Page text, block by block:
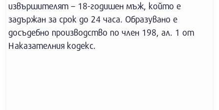
извършителят – 18-годишен мъж, който е
задържан за срок до 24 часа. Образувано е
досъдебно производство по член 198, ал. 1 от
Наказателния кодекс.